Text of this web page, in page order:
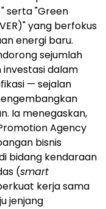
serta "Green
yang berfokus
energi baru.
sejumlah
dalam
— sejalan
Ia menegaskan,
Agency
bisnis
bidang kendaraan
(smart
kerja sama
jenjang